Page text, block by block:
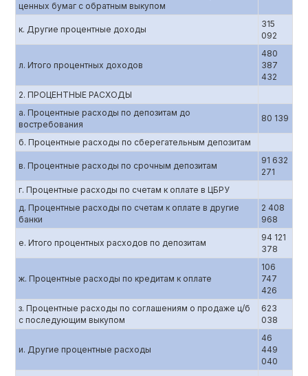
ценных бумаг с обратным выкупом
к. Другие процентные доходы
315
092
л. Итого процентных доходов
480
387
432
2. ПРОЦЕНТНЫЕ РАСХОДЫ
а. Процентные расходы по депозитам до
востребования
80 139
б. Процентные расходы по сберегательным депозитам
в. Процентные расходы по срочным депозитам
91 632
271
г. Процентные расходы по счетам к оплате в ЦБРУ
д. Процентные расходы по счетам к оплате в другие
банки
2 408
968
е. Итого процентных расходов по депозитам
94 121
378
ж. Процентные расходы по кредитам к оплате
106
747
426
з. Процентные расходы по соглашениям о продаже ц/б
с последующим выкупом
623
038
и. Другие процентные расходы
46
449
040